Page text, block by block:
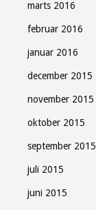
marts 2016
februar 2016
januar 2016
december 2015
november 2015
oktober 2015
september 2015
juli 2015
juni 2015